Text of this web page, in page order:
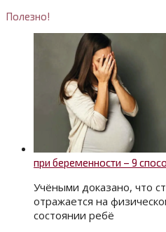
Полезно!
при беременности – 9
Учёными доказано, что
отражается на
состоянии ребё